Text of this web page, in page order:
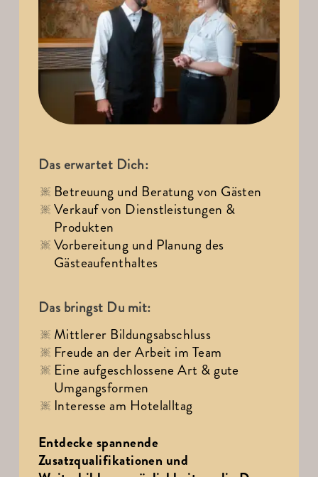
Das erwartet Dich:
Betreuung und Beratung von Gästen
Verkauf von Dienstleistungen &
Produkten
Vorbereitung und Planung des
Gästeaufenthaltes
Das bringst Du mit:
Mittlerer Bildungsabschluss
Freude an der Arbeit im Team
Eine aufgeschlossene Art & gute
Umgangsformen
Interesse am Hotelalltag
Entdecke spannende
Zusatzqualifikationen und